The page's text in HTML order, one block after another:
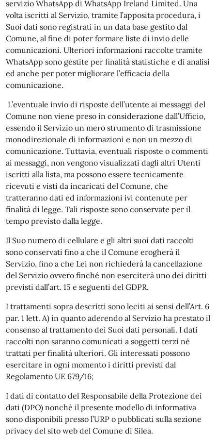
servizio WhatsApp di WhatsApp Ireland Limited. Una
volta iscritti al Servizio, tramite l’apposita procedura, i
Suoi dati sono registrati in un data base gestito dal
Comune, al fine di poter formare liste di invio delle
comunicazioni. Ulteriori informazioni raccolte tramite
WhatsApp sono gestite per finalità statistiche e di analisi
ed anche per poter migliorare l’efficacia della
comunicazione.
L’eventuale invio di risposte dell’utente ai messaggi del
Comune non viene preso in considerazione dall’Ufficio,
essendo il Servizio un mero strumento di trasmissione
monodirezionale di informazioni e non un mezzo di
comunicazione. Tuttavia, eventuali risposte o commenti
ai messaggi, non vengono visualizzati dagli altri Utenti
iscritti alla lista, ma possono essere tecnicamente
ricevuti e visti da incaricati del Comune, che
tratteranno dati ed informazioni ivi contenute per
finalità di legge. Tali risposte sono conservate per il
tempo previsto dalla legge.
Il Suo numero di cellulare e gli altri suoi dati raccolti
sono conservati fino a che il Comune erogherà il
Servizio, fino a che Lei non richiederà la cancellazione
del Servizio ovvero finché non eserciterà uno dei diritti
previsti dall’art. 15 e seguenti del GDPR.
I trattamenti sopra descritti sono leciti ai sensi dell’Art. 6
par. 1 lett. A) in quanto aderendo al Servizio ha prestato il
consenso al trattamento dei Suoi dati personali. I dati
raccolti non saranno comunicati a soggetti terzi né
trattati per finalità ulteriori. Gli interessati possono
esercitare in ogni momento i diritti previsti dal
Regolamento UE 679/16;
I dati di contatto del Responsabile della Protezione dei
dati (DPO) nonché il presente modello di informativa
sono disponibili presso l’URP o pubblicati sulla sezione
privacy del sito web del Comune di Silea.